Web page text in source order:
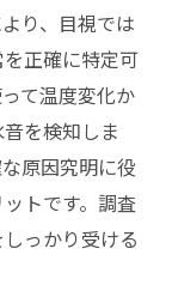
り、目視では
正確に特定可
て温度変化か
を検知しま
原因究明に役
トです。調査
っかり受ける